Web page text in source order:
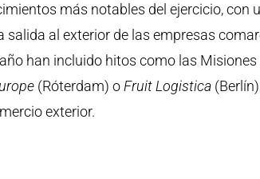
más notables del ejercicio, con
salida al exterior de las empresas
han incluido hitos como las
(Róterdam) o Fruit Logistica
exterior.